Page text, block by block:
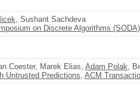
, Sushant Sachdeva
on Discrete Algorithms
Coester, Marek Elias, Adam Polak,
Untrusted Predictions, ACM